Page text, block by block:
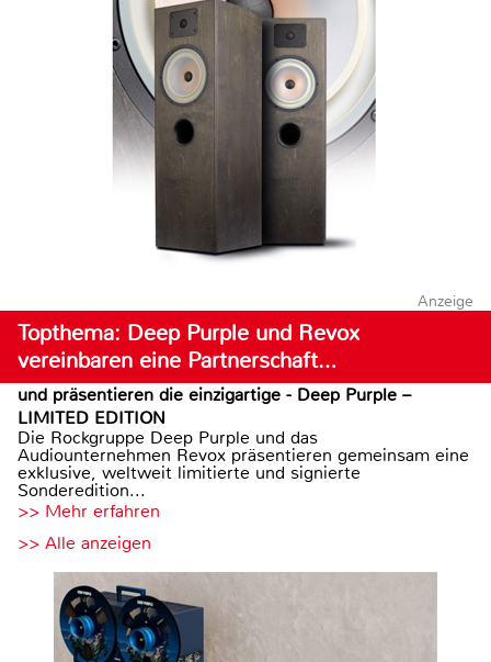
Anzeige
Topthema: Deep Purple und Revox
vereinbaren eine Partnerschaft…
und präsentieren die einzigartige - Deep Purple –
LIMITED EDITION
Die Rockgruppe Deep Purple und das
Audiounternehmen Revox präsentieren gemeinsam eine
exklusive, weltweit limitierte und signierte
Sonderedition...
>> Mehr erfahren
>> Alle anzeigen